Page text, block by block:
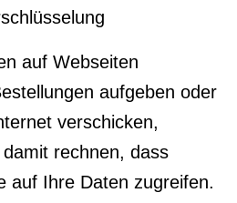
auf Webseiten
aufgeben oder
verschicken,
rechnen, dass
auf Ihre Daten zugreifen.